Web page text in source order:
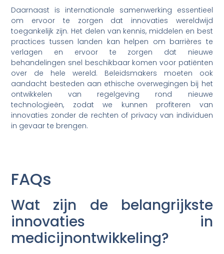
Daarnaast is internationale samenwerking essentieel
om ervoor te zorgen dat innovaties wereldwijd
toegankelijk zijn. Het delen van kennis, middelen en best
practices tussen landen kan helpen om barrières te
verlagen en ervoor te zorgen dat nieuwe
behandelingen snel beschikbaar komen voor patiënten
over de hele wereld. Beleidsmakers moeten ook
aandacht besteden aan ethische overwegingen bij het
ontwikkelen van regelgeving rond nieuwe
technologieën, zodat we kunnen profiteren van
innovaties zonder de rechten of privacy van individuen
in gevaar te brengen.
FAQs
Wat zijn de belangrijkste
innovaties in
medicijnontwikkeling?